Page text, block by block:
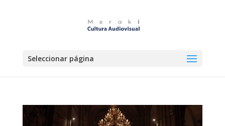
Seleccionar página